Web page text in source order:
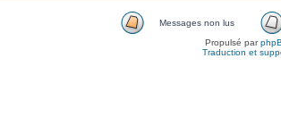
Messages non lus
Propulsé par
Traduction et